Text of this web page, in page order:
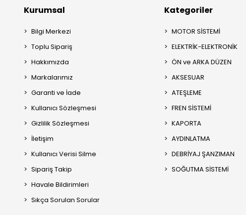
Kurumsal
Bilgi Merkezi
Toplu Sipariş
Hakkımızda
Markalarımız
Garanti ve İade
Kullanıcı Sözleşmesi
Gizlilik Sözleşmesi
İletişim
Kullanıcı Verisi Silme
Sipariş Takip
Havale Bildirimleri
Sıkça Sorulan Sorular
Kategoriler
MOTOR SİSTEMİ
ELEKTRİK-ELEKTRONİK
ÖN ve ARKA DÜZEN
AKSESUAR
ATEŞLEME
FREN SİSTEMİ
KAPORTA
AYDINLATMA
DEBRİYAJ ŞANZIMAN
SOĞUTMA SİSTEMİ